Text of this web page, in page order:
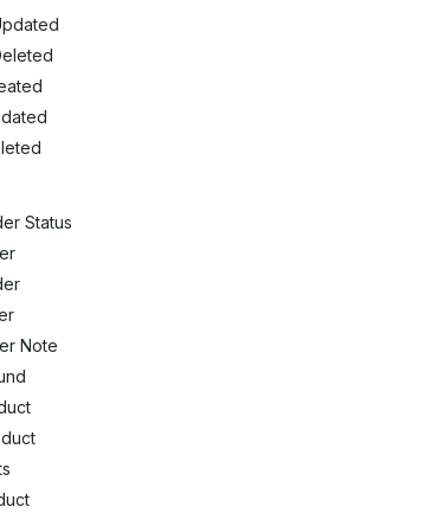
Status
Note